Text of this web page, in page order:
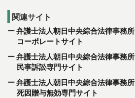
関連サイト
弁護士法人朝日中央綜合法律事務所
コーポレートサイト
弁護士法人朝日中央綜合法律事務所
民事訴訟専門サイト
弁護士法人朝日中央綜合法律事務所
死因贈与無効専門サイト